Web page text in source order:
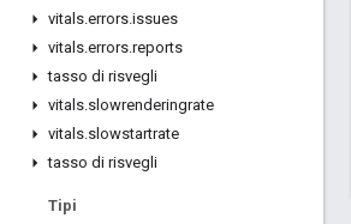
vitals.errors.issues
vitals.errors.reports
tasso di risvegli
vitals.slowrenderingrate
vitals.slowstartrate
tasso di risvegli
Tipi